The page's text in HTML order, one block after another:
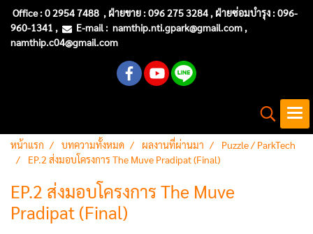
Office :0 2954 7488 , ฝ่ายขาย : 096 275 3284 , ฝ่ายซ่อมบำรุง :096-
960-1341 , E-mail : namthip.nti.gpark@gmail.com ,
namthip.c04@gmail.com
หน้าแรก บทความทั้งหมด ผลงานที่ผ่านมา
Puzzle / ParkTech
EP.2 ส่งมอบโครงการ The Muve Pradipat (Final)
EP.2 ส่งมอบโครงการ The Muve
Pradipat (Final)